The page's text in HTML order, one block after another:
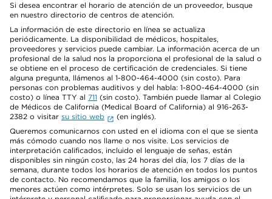
Si desea encontrar el horario de atención de un proveedor, busque
en nuestro directorio de centros de atención.
La información de este directorio en línea se actualiza
periódicamente. La disponibilidad de médicos, hospitales,
proveedores y servicios puede cambiar. La información acerca de un
profesional de la salud nos la proporciona el profesional de la salud o
se obtiene en el proceso de certificación de credenciales. Si tiene
alguna pregunta, llámenos al 1-800-464-4000 (sin costo). Para
personas con problemas auditivos y del habla: 1-800-464-4000 (sin
costo) o línea TTY al 711 (sin costo). También puede llamar al Colegio
de Médicos de California (Medical Board of California) al 916-263-
2382 o visitar su sitio web
(en inglés).
Queremos comunicarnos con usted en el idioma con el que se sienta
más cómodo cuando nos llame o nos visite. Los servicios de
interpretación calificados, incluido el lenguaje de señas, están
disponibles sin ningún costo, las 24 horas del día, los 7 días de la
semana, durante todos los horarios de atención en todos los puntos
de contacto. No recomendamos que la familia, los amigos o los
menores actúen como intérpretes. Solo se usan los servicios de un